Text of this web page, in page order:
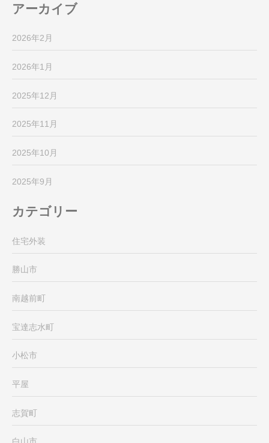
アーカイブ
2026年2月
2026年1月
2025年12月
2025年11月
2025年10月
2025年9月
カテゴリー
住宅外装
勝山市
南越前町
宝達志水町
小松市
平屋
志賀町